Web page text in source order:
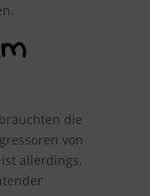
die
von
allerdings,